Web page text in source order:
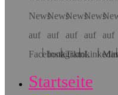
Startseite